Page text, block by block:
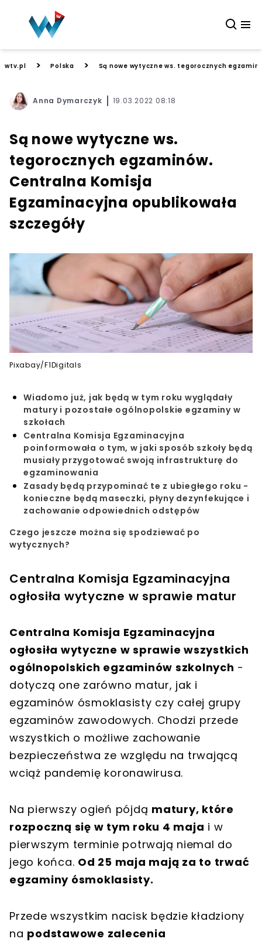
wtv.pl > Polska > Są nowe wytyczne ws. tegorocznych
Anna Dymarczyk 19.03.2022 08:18
Są nowe wytyczne ws.
tegorocznych egzaminów.
Centralna Komisja
Egzaminacyjna opublikowała
szczegóły
Pixabay/F1Digitals
Wiadomo już, jak będą w tym roku wyglądały
matury i pozostałe ogólnopolskie egzaminy w
szkołach
Centralna Komisja Egzaminacyjna
poinformowała o tym, w jaki sposób szkoły będą
musiały przygotować swoją infrastrukturę do
egzaminowania
Zasady będą przypominać te z ubiegłego roku -
konieczne będą maseczki, płyny dezynfekujące i
zachowanie odpowiednich odstępów
Czego jeszcze można się spodziewać po
wytycznych?
Centralna Komisja Egzaminacyjna
ogłosiła wytyczne w sprawie matur
Centralna Komisja Egzaminacyjna
ogłosiła wytyczne w sprawie wszystkich
ogólnopolskich egzaminów szkolnych -
dotyczą one zarówno matur, jak i
egzaminów ósmoklasisty czy całej grupy
egzaminów zawodowych. Chodzi przede
wszystkich o możliwe zachowanie
bezpieczeństwa ze względu na trwającą
wciąż pandemię koronawirusa.
Na pierwszy ogień pójdą matury, które
rozpoczną się w tym roku 4 maja i w
pierwszym terminie potrwają niemal do
jego końca. Od 25 maja mają za to trwać
egzaminy ósmoklasisty.
Przede wszystkim nacisk będzie kładziony
na podstawowe zalecenia